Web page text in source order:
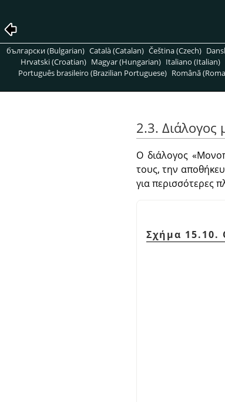
български (Bulgarian) Català (Catalan) Čeština (Czech)
Hrvatski (Croatian) Magyar (Hungarian) Italiano (Italian)
Português brasileiro (Brazilian Portuguese) Română
2.3. Διάλογος
Ο διάλογος«
τους, την
για περισσότερες
Σχήμα 15.10.